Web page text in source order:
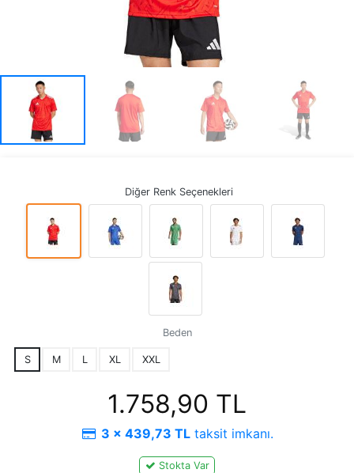
Diğer Renk Seçenekleri
Beden
S M L XL XXL
1.758,90 TL
3 x 439,73 TLtaksit imkanı.
Stokta Var